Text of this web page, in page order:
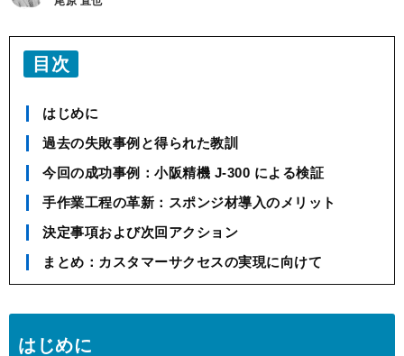
目次
はじめに
過去の失敗事例と得られた教訓
今回の成功事例：小阪精機 J-300 による検証
手作業工程の革新：スポンジ材導入のメリット
決定事項および次回アクション
まとめ：カスタマーサクセスの実現に向けて
はじめに